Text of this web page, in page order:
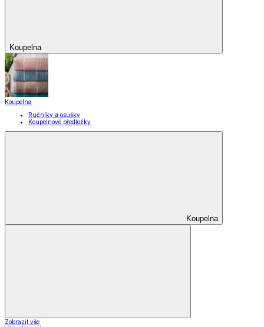
Koupelna
Koupelna
Ručníky a osušky
Koupelnové předložky
Koupelna
Zobrazit vše